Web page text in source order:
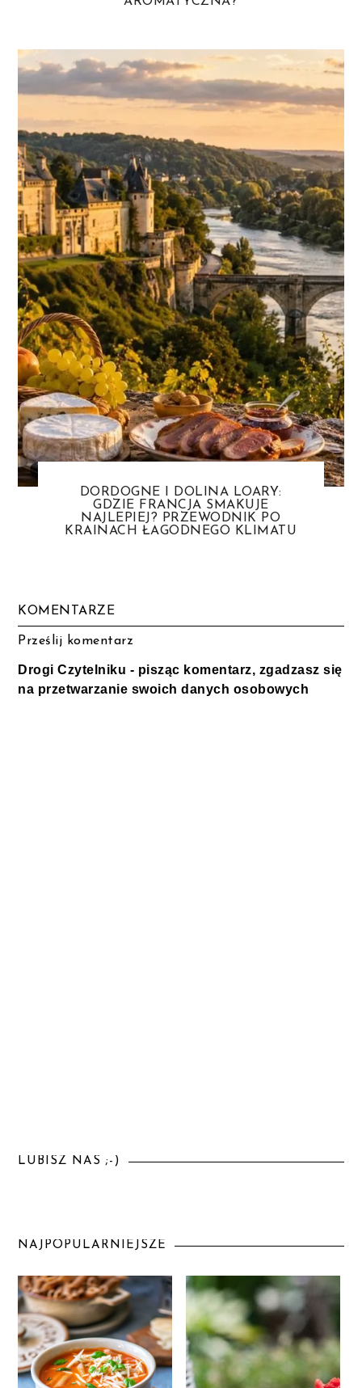
DORDOGNE I DOLINA LOARY:
GDZIE FRANCJA SMAKUJE
NAJLEPIEJ? PRZEWODNIK PO
KRAINACH ŁAGODNEGO KLIMATU
KOMENTARZE
Prześlij komentarz
Drogi Czytelniku - pisząc komentarz, zgadzasz się
na przetwarzanie swoich danych osobowych
LUBISZ NAS ;-)
NAJPOPULARNIEJSZE